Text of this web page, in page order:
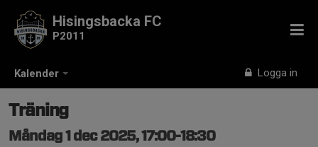
Kalender Logga in
Hisingsbacka FC
P2011
Träning
Måndag 1 dec 2025, 17:00-18:30